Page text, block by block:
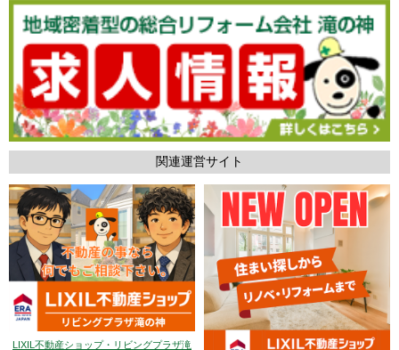
関連運営サイト
LIXIL不動産ショップ・リビングプラザ滝